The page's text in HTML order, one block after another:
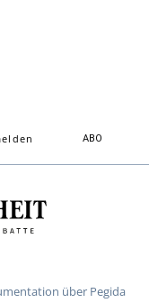
ABO
über Pegida